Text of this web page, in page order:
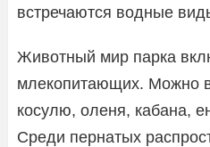
встречаются водные
Животный мир парка
млекопитающих. Можно
косулю, оленя, кабана,
Среди пернатых